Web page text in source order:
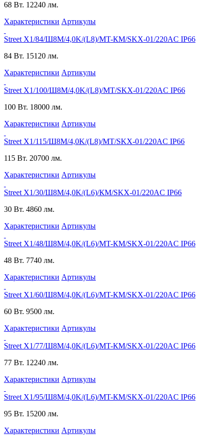
68 Вт. 12240 лм.
Характеристики Артикулы
Street X1/84/Ш8M/4,0K/(L8)/MT-КМ/SKX-01/220AC IP66
84 Вт. 15120 лм.
Характеристики Артикулы
Street X1/100/Ш8M/4,0K/(L8)/МТ/SKX-01/220AC IP66
100 Вт. 18000 лм.
Характеристики Артикулы
Street X1/115/Ш8M/4,0K/(L8)/MT/SKX-01/220AC IP66
115 Вт. 20700 лм.
Характеристики Артикулы
Street X1/30/Ш8M/4,0K/(L6)/КМ/SKX-01/220AC IP66
30 Вт. 4860 лм.
Характеристики Артикулы
Street X1/48/Ш8M/4,0K/(L6)/MT-КМ/SKX-01/220AC IP66
48 Вт. 7740 лм.
Характеристики Артикулы
Street X1/60/Ш8M/4,0K/(L6)/MT-КМ/SKX-01/220AC IP66
60 Вт. 9500 лм.
Характеристики Артикулы
Street X1/77/Ш8M/4,0K/(L6)/MT-КМ/SKX-01/220AC IP66
77 Вт. 12240 лм.
Характеристики Артикулы
Street X1/95/Ш8M/4,0K/(L6)/MT-КМ/SKX-01/220AC IP66
95 Вт. 15200 лм.
Характеристики Артикулы